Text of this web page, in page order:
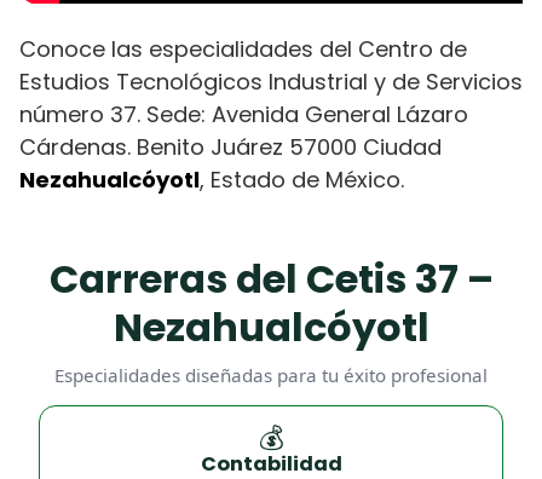
Conoce las especialidades del Centro de
Estudios Tecnológicos Industrial y de Servicios
número 37. Sede: Avenida General Lázaro
Cárdenas. Benito Juárez 57000 Ciudad
Nezahualcóyotl, Estado de México.
Carreras del Cetis 37 –
Nezahualcóyotl
Especialidades diseñadas para tu éxito profesional
💰
Contabilidad